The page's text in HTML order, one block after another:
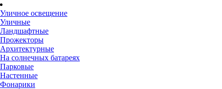
Уличное освещение
Уличные
Ландшафтные
Прожекторы
Архитектурные
На солнечных батареях
Парковые
Настенные
Фонарики